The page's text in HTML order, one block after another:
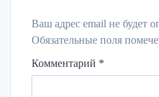
Ваш адрес email не будет
Обязательные поля
Комментарий *